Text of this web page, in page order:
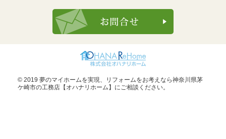
© 2019 夢のマイホームを実現、
リフォームをお考えなら神奈川県茅
ケ崎市の工務店【オハナリホーム】 にご相談ください。